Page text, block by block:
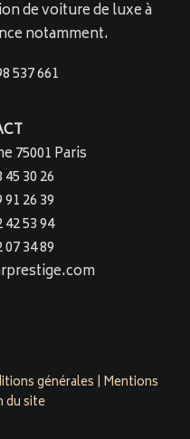
de voiture de luxe à
notamment.
537 661
75001 Paris
30 26
26 39
42 53 94
34 89
générales | Mentions
du site